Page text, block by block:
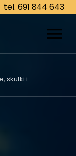
tel. 691 844 643
tel. 691 844 643
skutki i